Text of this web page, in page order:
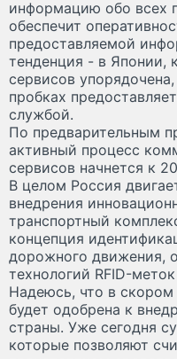
информацию обо всех
обеспечит
предоставляемой
тенденция - в Японии,
сервисов
пробках
службой.
По предварительным
активный процесс
сервисов начнется к
В целом Россия
внедрения
транспортный
концепция
дорожного движения,
технологий RFID-
Надеюсь, что в
будет одобрена к
страны. Уже сегодня
которые позволяют